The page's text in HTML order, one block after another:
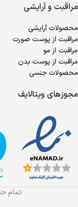
مراقبت و آرایشی
محصولات آرایشی
مراقبت از پوست صورت
مراقبت از مو
مراقبت از پوست بدن
محصولات جنسی
مجوزهای ویتالایف
تمام